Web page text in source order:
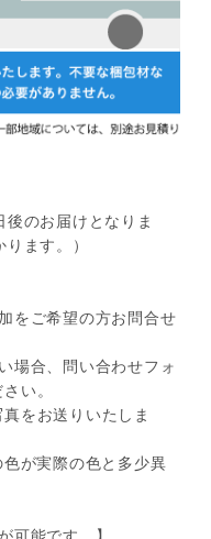
のお届けとなりま
ます。）
をご希望の方お問合せ
場合、問い合わせフォ
い。
をお送りいたしま
が実際の色と多少異